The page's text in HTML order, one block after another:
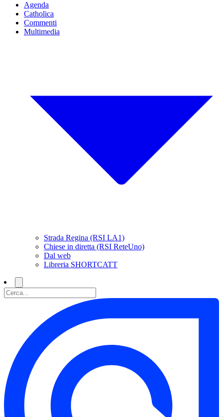
Agenda
Catholica
Commenti
Multimedia
Strada Regina (RSI LA1)
Chiese in diretta (RSI ReteUno)
Dal web
Libreria SHORTCATT